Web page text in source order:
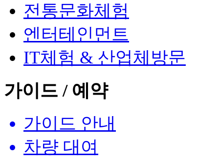
전통문화체험
엔터테인먼트
IT체험 & 산업체방문
가이드 / 예약
가이드 안내
차량 대여